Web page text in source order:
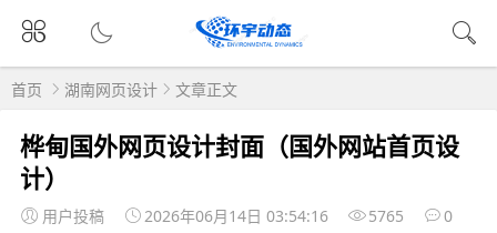
首页 湖南网页设计 文章正文
桦甸国外网页设计封面（国外网站首页设
计）
用户投稿 2026年06月14日 03:54:16 5765 0